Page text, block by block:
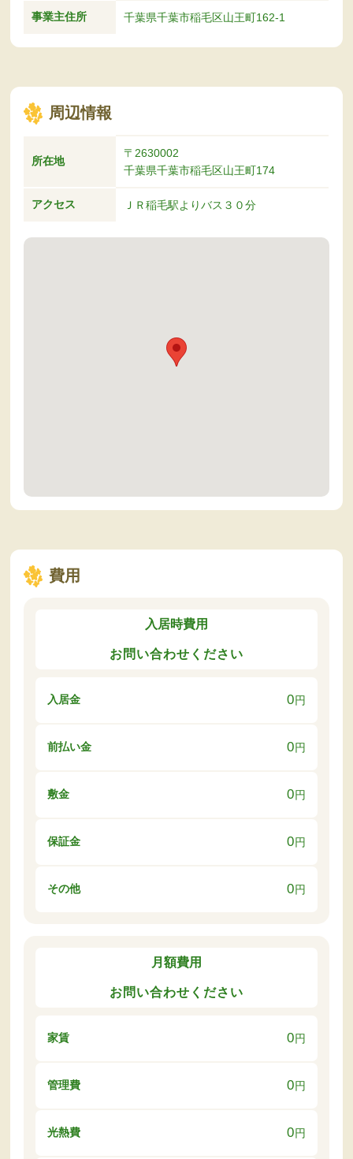
事業主住所 千葉県千葉市稲毛区山王町162-1
周辺情報
所在地
〒2630002
千葉県千葉市稲毛区山王町174
アクセス ＪＲ稲毛駅よりバス３０分
費用
入居時費用
お問い合わせください
入居金 0円
前払い金 0円
敷金 0円
保証金 0円
その他 0円
月額費用
お問い合わせください
家賃 0円
管理費 0円
光熱費 0円